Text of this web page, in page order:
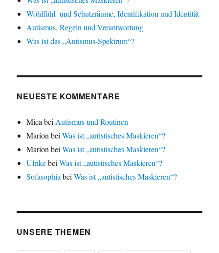
Wohlfühl- und Schutzräume, Identifikation und Identität
Autismus, Regeln und Verantwortung
Was ist das „Autismus-Spektrum“?
NEUESTE KOMMENTARE
MicabeiAutismus und Routinen
MarionbeiWas ist „autistisches Maskieren“?
MarionbeiWas ist „autistisches Maskieren“?
UlrikebeiWas ist „autistisches Maskieren“?
SofasophiabeiWas ist „autistisches Maskieren“?
UNSERE THEMEN